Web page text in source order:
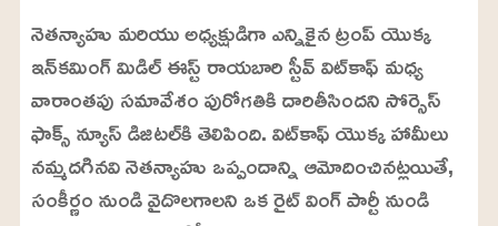
నెతన్యాహు మరియు అధ్యక్షుడిగా ఎన్నికైన ట్రంప్ యొక్క
ఇన్‌కమింగ్ మిడిల్ ఈస్ట్ రాయబారి స్టీవ్ విట్‌కాఫ్ మధ్య
వారాంతపు సమావేశం పురోగతికి దారితీసిందని సోర్సెస్
ఫాక్స్ న్యూస్ డిజిటల్‌కి తెలిపింది. విట్‌కాఫ్ యొక్క హామీలు
నమ్మదగినవి నెతన్యాహు ఒప్పందాన్ని ఆమోదించినట్లయితే,
సంకీర్ణం నుండి వైదొలగాలని ఒక రైట్ వింగ్ పార్టీ నుండి